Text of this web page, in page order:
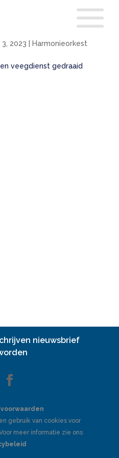
3, 2023 Harmonieorkest
veegdienst gedraaid
nieuwsbrief
gebruik van cookies voor
meer informatie zie ons